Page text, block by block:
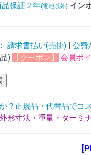
品保証２年(電池以外) イン
請求書払い(売掛) | 公費
) 【クーポン】 会員ポ
？正規品・代替品でコ
形寸法・重量・ターミ